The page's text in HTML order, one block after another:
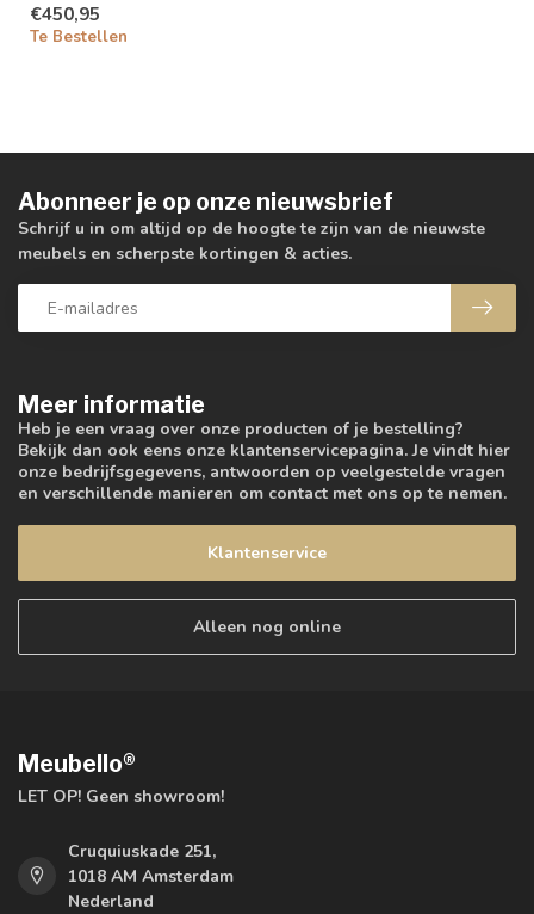
€450,95
Te Bestellen
Meer informatie
Heb je een vraag over onze producten of je bestelling?
Bekijk dan ook eens onze klantenservicepagina. Je vindt hier
onze bedrijfsgegevens, antwoorden op veelgestelde vragen
en verschillende manieren om contact met ons op te nemen.
Klantenservice
Alleen nog online
Abonneer je op onze nieuwsbrief
Schrijf u in om altijd op de hoogte te zijn van de nieuwste
meubels en scherpste kortingen & acties.
Meubello®
LET OP! Geen showroom!
Cruquiuskade 251,
1018 AM Amsterdam
Nederland